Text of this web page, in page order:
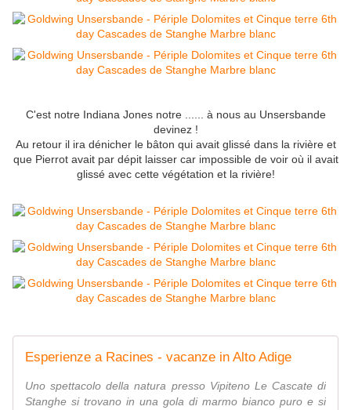
C'est notre Indiana Jones notre ...... à nous au Unsersbande
devinez !
Au retour il ira dénicher le bâton qui avait glissé dans la rivière et
que Pierrot avait par dépit laisser car impossible de voir où il avait
glissé avec cette végétation et la rivière!
Esperienze a Racines - vacanze in Alto Adige
Uno spettacolo della natura presso Vipiteno Le Cascate di
Stanghe si trovano in una gola di marmo bianco puro e si